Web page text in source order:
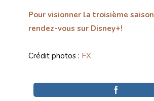
Pour visionner la troisième saison
rendez-vous sur Disney+!
Crédit photos : FX